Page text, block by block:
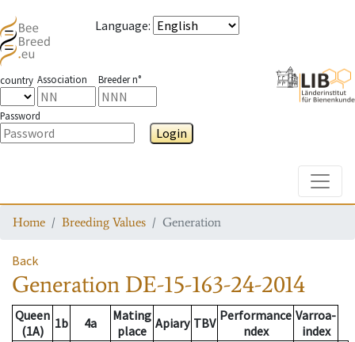
Language:
country Association Breeder n°
Password
Login
Home Breeding Values Generation
Back
Generation DE-15-163-24-2014
Queen
(1A)
1b 4a
Mating
place Apiary TBV Performance
ndex
Varroa-
index